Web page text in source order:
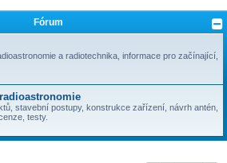
d
Fórum
a radiotechnika, informace pro začínající,
stavební postupy, konstrukce zařízení, návrh antén,
testy.